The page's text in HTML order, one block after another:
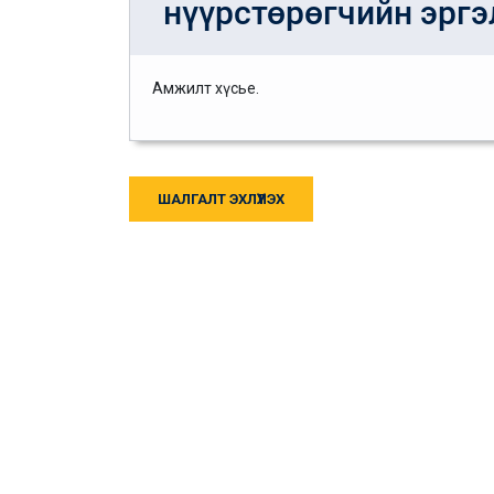
нүүрстөрөгчийн
Амжилт хүсье.
ШАЛГАЛТ ЭХЛҮҮЛЭХ